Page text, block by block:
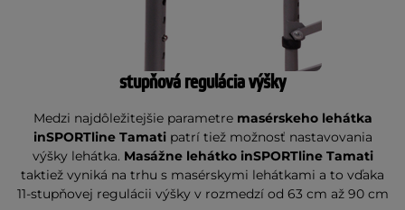
stupňová regulácia výšky
Medzi najdôležitejšie parametre masérskeho lehátka
inSPORTline Tamatipatrí tiež možnosť nastavovania
výšky lehátka. Masážne lehátko inSPORTline Tamati
taktiež vyniká na trhu s masérskymi lehátkami a to vďaka
11-stupňovej regulácii výšky v rozmedzí od 63 cm až 90 cm